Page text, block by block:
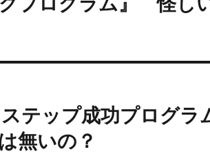
テップ成功プログ
無いの？